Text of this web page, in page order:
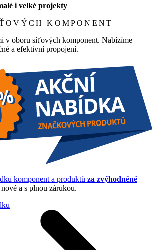
i velké projekty
KOMPONENT
v oboru síťových komponent. Nabízíme
a efektivní propojení.
komponent a produktů za zvýhodněné
a s plnou zárukou.